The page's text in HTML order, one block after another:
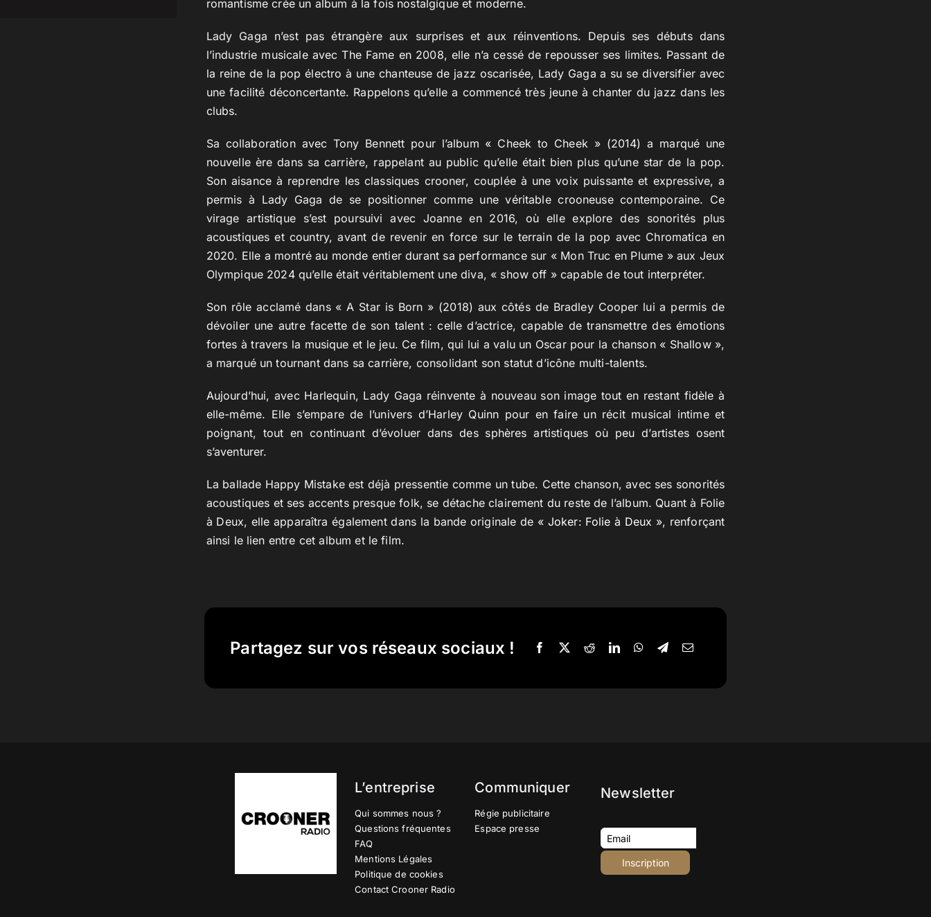
romantisme crée un album à la fois nostalgique et moderne.
Lady Gaga n’est pas étrangère aux surprises et aux réinventions. Depuis ses débuts dans
l’industrie musicale avec The Fame en 2008, elle n’a cessé de repousser ses limites. Passant de
la reine de la pop électro à une chanteuse de jazz oscarisée, Lady Gaga a su se diversifier avec
une facilité déconcertante. Rappelons qu’elle a commencé très jeune à chanter du jazz dans les
clubs.
Sa collaboration avec Tony Bennett pour l’album « Cheek to Cheek » (2014) a marqué une
nouvelle ère dans sa carrière, rappelant au public qu’elle était bien plus qu’une star de la pop.
Son aisance à reprendre les classiques crooner, couplée à une voix puissante et expressive, a
permis à Lady Gaga de se positionner comme une véritable crooneuse contemporaine. Ce
virage artistique s’est poursuivi avec Joanne en 2016, où elle explore des sonorités plus
acoustiques et country, avant de revenir en force sur le terrain de la pop avec Chromatica en
2020. Elle a montré au monde entier durant sa performance sur « Mon Truc en Plume » aux Jeux
Olympique 2024 qu’elle était véritablement une diva, « show off » capable de tout interpréter.
Son rôle acclamé dans « A Star is Born » (2018) aux côtés de Bradley Cooper lui a permis de
dévoiler une autre facette de son talent : celle d’actrice, capable de transmettre des émotions
fortes à travers la musique et le jeu. Ce film, qui lui a valu un Oscar pour la chanson « Shallow »,
a marqué un tournant dans sa carrière, consolidant son statut d’icône multi-talents.
Aujourd’hui, avec Harlequin, Lady Gaga réinvente à nouveau son image tout en restant fidèle à
elle-même. Elle s’empare de l’univers d’Harley Quinn pour en faire un récit musical intime et
poignant, tout en continuant d’évoluer dans des sphères artistiques où peu d’artistes osent
s’aventurer.
La ballade Happy Mistake est déjà pressentie comme un tube. Cette chanson, avec ses sonorités
acoustiques et ses accents presque folk, se détache clairement du reste de l’album. Quant à Folie
à Deux, elle apparaîtra également dans la bande originale de « Joker: Folie à Deux », renforçant
ainsi le lien entre cet album et le film.
Partagez sur vos réseaux sociaux !
L’entreprise
Qui sommes nous ?
Questions fréquentes
FAQ
Mentions Légales
Politique de cookies
Contact Crooner Radio
Communiquer
Régie publicitaire
Espace presse
Newsletter